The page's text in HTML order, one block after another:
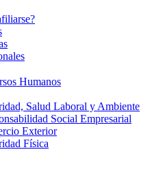
Humanos
Salud Laboral y Ambiente
Social Empresarial
Exterior
Física